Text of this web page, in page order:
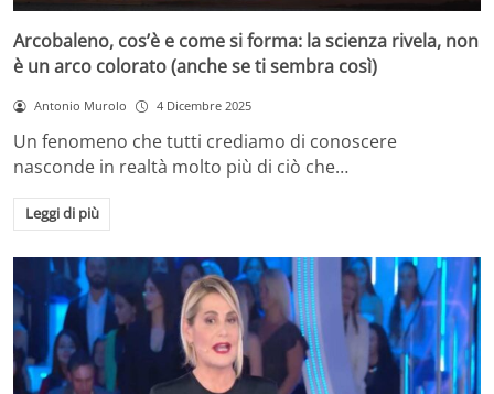
Arcobaleno, cos’è e come si forma: la scienza rivela, non
è un arco colorato (anche se ti sembra così)
Antonio Murolo 4 Dicembre 2025
Un fenomeno che tutti crediamo di conoscere
nasconde in realtà molto più di ciò che…
Leggi di più